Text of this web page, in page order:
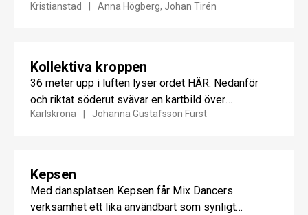
Gamlegården drar...
Kristianstad Anna Högberg, Johan Tirén
Kollektiva kroppen
36 meter upp i luften lyser ordet HÄR. Nedanför
och riktat söderut svävar en kartbild över
Kungsmarken, Gullaberg...
Karlskrona Johanna Gustafsson Fürst
Kepsen
Med dansplatsen Kepsen får Mix Dancers
verksamhet ett lika användbart som synligt